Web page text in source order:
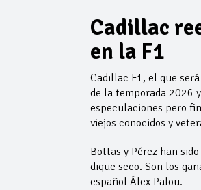
Cadillac
en la F1
Cadillac F1, el que
de la temporada 2026
especulaciones pero
viejos conocidos y
Bottas y Pérez han
dique seco. Son los
español Álex Palou.